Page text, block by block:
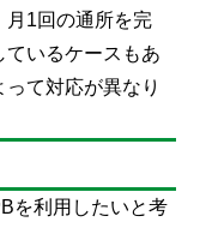
月1回の通所を完
いるケースもあ
て対応が異なり
を利用したいと考